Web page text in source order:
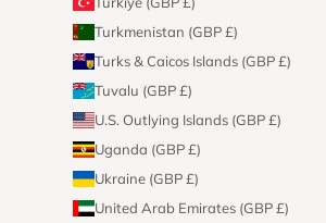
Turkmenistan (GBP £)
Turks & Caicos Islands (GBP £)
Tuvalu (GBP £)
U.S. Outlying Islands (GBP £)
Uganda (GBP £)
Ukraine (GBP £)
United Arab Emirates (GBP £)